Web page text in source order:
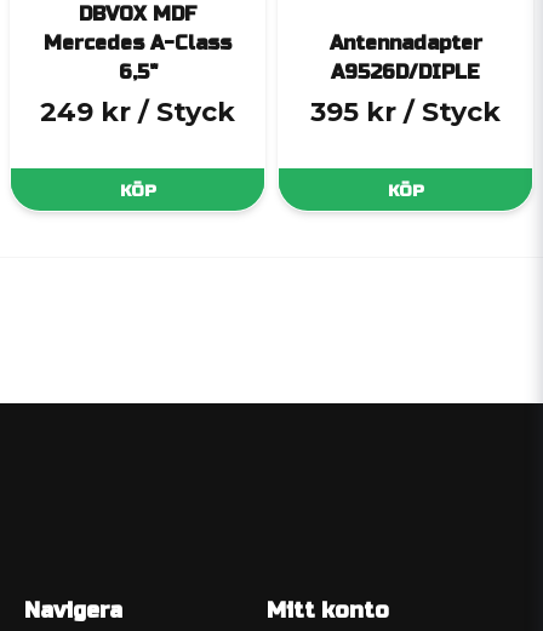
DBVOX MDF
Mercedes A-Class
6,5"
249 kr / Styck
KÖP
Antennadapter
A9526D/DIPLE
395 kr / Styck
KÖP
Navigera Mitt konto